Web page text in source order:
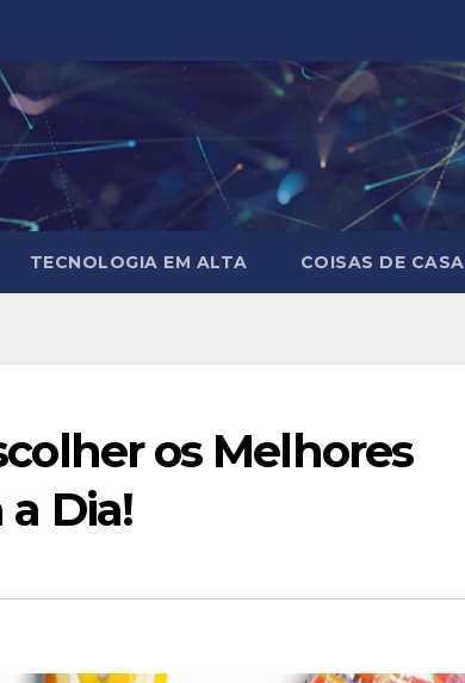
TECNOLOGIA EM ALTA COISAS DE CASA
os Melhores
Dia!